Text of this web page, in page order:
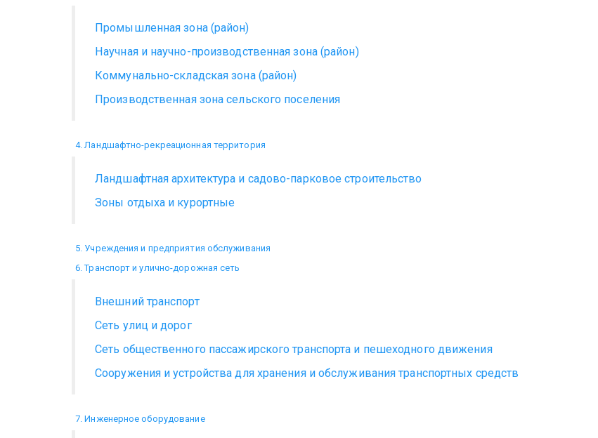
Промышленная зона (район)
Научная и научно-производственная зона (район)
Коммунально-складская зона (район)
Производственная зона сельского поселения
4. Ландшафтно-рекреационная территория
Ландшафтная архитектура и садово-парковое строительство
Зоны отдыха и курортные
5. Учреждения и предприятия обслуживания
6. Транспорт и улично-дорожная сеть
Внешний транспорт
Сеть улиц и дорог
Сеть общественного пассажирского транспорта и пешеходного движения
Сооружения и устройства для хранения и обслуживания транспортных средств
7. Инженерное оборудование